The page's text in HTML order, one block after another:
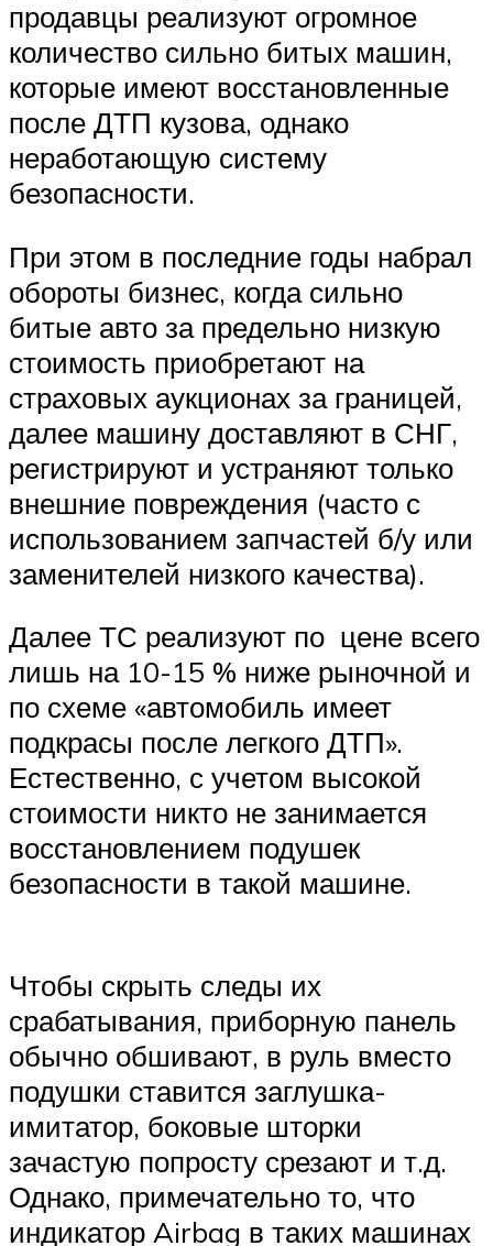
продавцы реализуют огромное
количество сильно битых машин,
которые имеют восстановленные
после ДТП кузова, однако
неработающую систему
безопасности.
При этом в последние годы набрал
обороты бизнес, когда сильно
битые авто за предельно низкую
стоимость приобретают на
страховых аукционах за границей,
далее машину доставляют в СНГ,
регистрируют и устраняют только
внешние повреждения (часто с
использованием запчастей б/у или
заменителей низкого качества).
Далее ТС реализуют по цене всего
лишь на 10-15 % ниже рыночной и
по схеме «автомобиль имеет
подкрасы после легкого ДТП».
Естественно, с учетом высокой
стоимости никто не занимается
восстановлением подушек
безопасности в такой машине.
Чтобы скрыть следы их
срабатывания, приборную панель
обычно обшивают, в руль вместо
подушки ставится заглушка-
имитатор, боковые шторки
зачастую попросту срезают и т.д.
Однако, примечательно то, что
индикатор Airbag в таких машинах